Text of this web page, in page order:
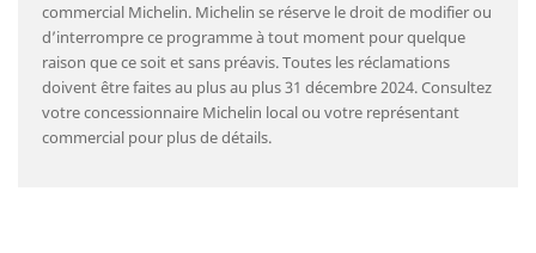
commercial Michelin. Michelin se réserve le droit de modifier ou
d’interrompre ce programme à tout moment pour quelque
raison que ce soit et sans préavis. Toutes les réclamations
doivent être faites au plus au plus 31 décembre 2024. Consultez
votre concessionnaire Michelin local ou votre représentant
commercial pour plus de détails.